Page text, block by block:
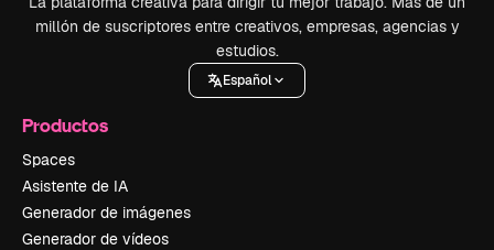
millón de suscriptores entre creativos, empresas, agencias y
estudios.
Español
Productos
Spaces
Asistente de IA
Generador de imágenes
Generador de vídeos